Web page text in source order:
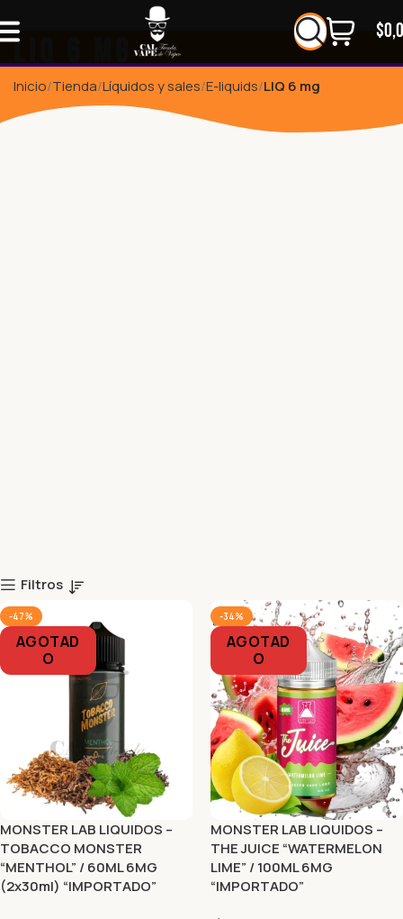
$
LIQ 6 mg
Inicio Tienda Líquidos y sales E-liquids LIQ 6 mg
Filtros
-47%
AGOTAD
O
MONSTER LAB LIQUIDOS –
TOBACCO MONSTER
“MENTHOL” / 60ML 6MG
(2x30ml) “IMPORTADO”
-34%
AGOTAD
O
MONSTER LAB LIQUIDOS –
THE JUICE “WATERMELON
LIME” / 100ML 6MG
“IMPORTADO”